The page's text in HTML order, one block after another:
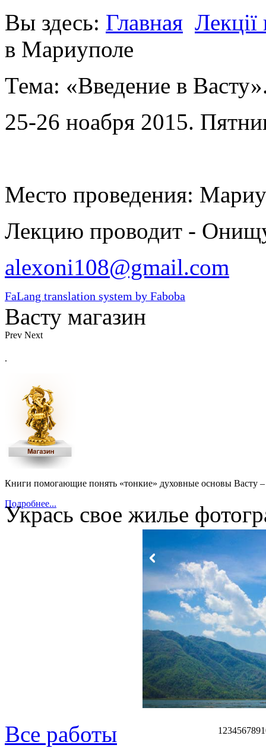
Вы здесь: Главная
в Мариуполе
Тема: «Введение в
25-26 ноабря 2015.
Место проведения:
Лекцию проводит -
alexoni108@gmail.com
FaLang translation system by Faboba
Васту магазин
Prev Next
.
Книги помогающие понять «тонкие» духовные основы Васту
Подробнее...
Укрась свое жилье
1 23456789
Все работы